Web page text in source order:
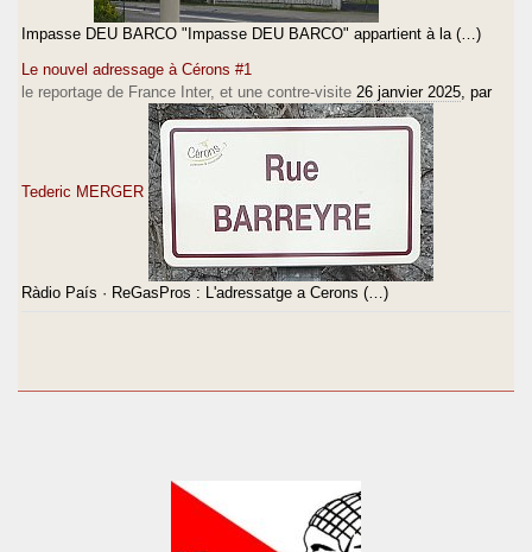
Impasse DEU BARCO "Impasse DEU BARCO" appartient à la (…)
Le nouvel adressage à Cérons #1
le reportage de France Inter, et une contre-visite 26 janvier 2025 , par
Tederic MERGER
Ràdio País · ReGasPros : L'adressatge a Cerons (…)